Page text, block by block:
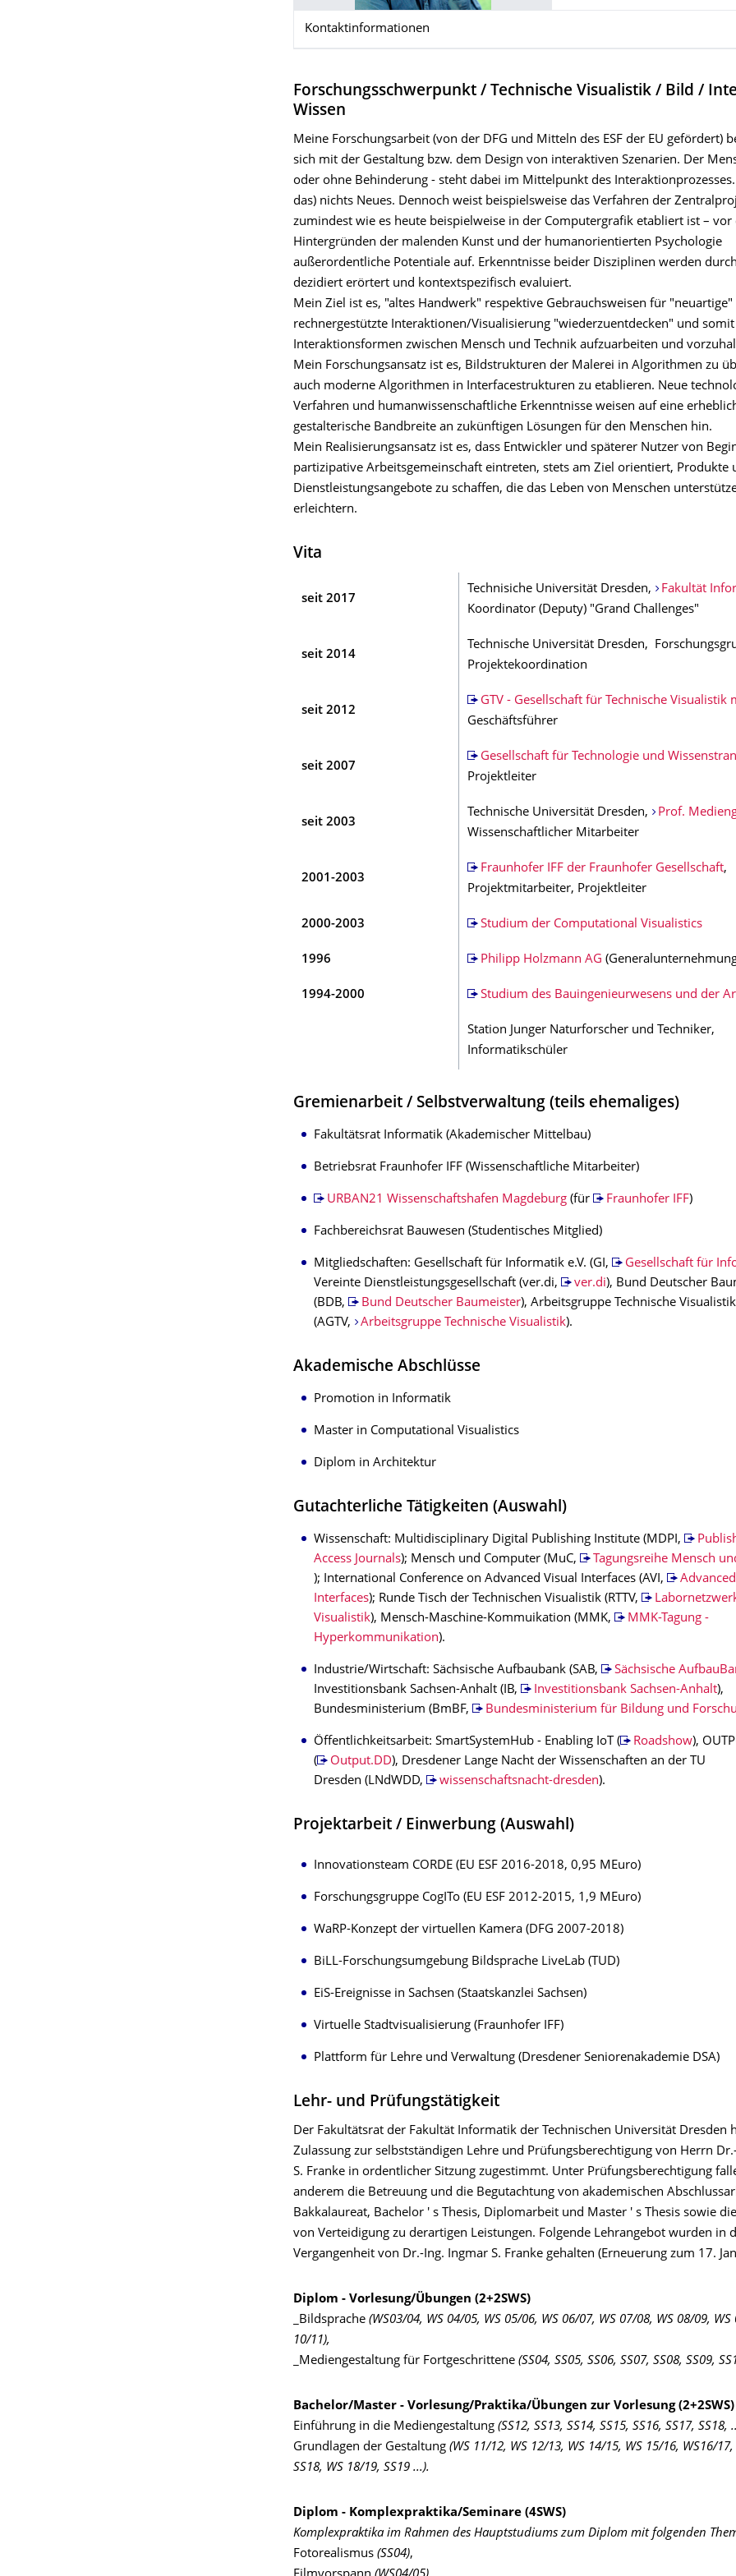
Kontaktinformationen
Forschungsschwerpunkt / Technische Visualistik / Bild /
Wissen
Meine Forschungsarbeit (von der DFG und Mitteln des ESF der EU gefördert)
sich mit der Gestaltung bzw. dem Design von interaktiven Szenarien. Der
oder ohne Behinderung - steht dabei im Mittelpunkt des
das) nichts Neues. Dennoch weist beispielsweise das Verfahren der
zumindest wie es heute beispielweise in der Computergrafik etabliert ist – vor
Hintergründen der malenden Kunst und der humanorientierten Psychologie
außerordentliche Potentiale auf. Erkenntnisse beider Disziplinen werden
dezidiert erörtert und kontextspezifisch evaluiert.
Mein Ziel ist es, "altes Handwerk" respektive Gebrauchsweisen für "neuartige"
rechnergestützte Interaktionen/Visualisierung "wiederzuentdecken" und
Interaktionsformen zwischen Mensch und Technik aufzuarbeiten und
Mein Forschungsansatz ist es, Bildstrukturen der Malerei in Algorithmen zu
auch moderne Algorithmen in Interfacestrukturen zu etablieren. Neue
Verfahren und humanwissenschaftliche Erkenntnisse weisen auf eine
gestalterische Bandbreite an zukünftigen Lösungen für den Menschen hin.
Mein Realisierungsansatz ist es, dass Entwickler und späterer Nutzer von
partizipative Arbeitsgemeinschaft eintreten, stets am Ziel orientiert, Produkte
Dienstleistungsangebote zu schaffen, die das Leben von Menschen
erleichtern.
Vita
seit 2017
Technisiche Universität Dresden,
Fakultät
Koordinator (Deputy) "Grand Challenges"
seit 2014
Technische Universität Dresden,
Projektekoordination
seit 2012
GTV - Gesellschaft für Technische Visualistik
Geschäftsführer
seit 2007
Gesellschaft für Technologie und
Projektleiter
seit 2003
Technische Universität Dresden,
Prof.
Wissenschaftlicher Mitarbeiter
2001-2003
Fraunhofer IFF der Fraunhofer Gesellschaft,
Projektmitarbeiter, Projektleiter
2000-2003 Studium der Computational Visualistics
1996 Philipp Holzmann AG
1994-2000 Studium des Bauingenieurwesens und der
Station Junger Naturforscher und Techniker,
Informatikschüler
Gremienarbeit / Selbstverwaltung (teils ehemaliges)
Fakultätsrat Informatik (Akademischer Mittelbau)
Betriebsrat Fraunhofer IFF (Wissenschaftliche Mitarbeiter)
URBAN21 Wissenschaftshafen Magdeburg(für Fraunhofer IFF)
Fachbereichsrat Bauwesen (Studentisches Mitglied)
Mitgliedschaften: Gesellschaft für Informatik e.V. (GI, Gesellschaft für
Vereinte Dienstleistungsgesellschaft (ver.di,
ver.di), Bund Deutscher
(BDB,
Bund Deutscher Baumeister), Arbeitsgruppe Technische Visualistik
(AGTV,
Arbeitsgruppe Technische Visualistik).
Akademische Abschlüsse
Promotion in Informatik
Master in Computational Visualistics
Diplom in Architektur
Gutachterliche Tätigkeiten (Auswahl)
Wissenschaft: Multidisciplinary Digital Publishing Institute (MDPI,
Access Journals); Mensch und Computer (MuC,
Tagungsreihe Mensch
); International Conference on Advanced Visual Interfaces (AVI,
Interfaces); Runde Tisch der Technischen Visualistik (RTTV,
Visualistik), Mensch-Maschine-Kommuikation (MMK,
MMK-Tagung -
Hyperkommunikation).
Industrie/Wirtschaft: Sächsische Aufbaubank (SAB, Sächsische
Investitionsbank Sachsen-Anhalt (IB,
Investitionsbank Sachsen-Anhalt),
Bundesministerium (BmBF,
Bundesministerium für Bildung und
Öffentlichkeitsarbeit: SmartSystemHub - Enabling IoT ( Roadshow),
(
Output.DD), Dresdener Lange Nacht der Wissenschaften an der TU
Dresden (LNdWDD,
wissenschaftsnacht-dresden).
Projektarbeit / Einwerbung (Auswahl)
Innovationsteam CORDE (EU ESF 2016-2018, 0,95 MEuro)
Forschungsgruppe CogITo (EU ESF 2012-2015, 1,9 MEuro)
WaRP-Konzept der virtuellen Kamera (DFG 2007-2018)
BiLL-Forschungsumgebung Bildsprache LiveLab (TUD)
EiS-Ereignisse in Sachsen (Staatskanzlei Sachsen)
Virtuelle Stadtvisualisierung (Fraunhofer IFF)
Plattform für Lehre und Verwaltung (Dresdener Seniorenakademie DSA)
Lehr- und Prüfungstätigkeit
Der Fakultätsrat der Fakultät Informatik der Technischen Universität Dresden
Zulassung zur selbstständigen Lehre und Prüfungsberechtigung von Herrn
S. Franke in ordentlicher Sitzung zugestimmt. Unter Prüfungsberechtigung
anderem die Betreuung und die Begutachtung von akademischen
Bakkalaureat, Bachelor ' s Thesis, Diplomarbeit und Master ' s Thesis sowie
von Verteidigung zu derartigen Leistungen. Folgende Lehrangebot wurden in
Vergangenheit von Dr.-Ing. Ingmar S. Franke gehalten (Erneuerung zum 17.
Diplom - Vorlesung/Übungen (2+2SWS)
_Bildsprache (WS03/04, WS 04/05, WS 05/06, WS 06/07, WS 07/08, WS 08/09, WS
10/11),
_Mediengestaltung für Fortgeschrittene (SS04, SS05, SS06, SS07, SS08, SS09,
Bachelor/Master - Vorlesung/Praktika/Übungen zur Vorlesung (2+2SWS)
Einführung in die Mediengestaltung (SS12, SS13, SS14, SS15, SS16, SS17, SS18,
Grundlagen der Gestaltung (WS 11/12, WS 12/13, WS 14/15, WS 15/16, WS16/17,
SS18, WS 18/19, SS19 ...).
Diplom - Komplexpraktika/Seminare (4SWS)
Komplexpraktika im Rahmen des Hauptstudiums zum Diplom mit folgenden
Fotorealismus (SS04),